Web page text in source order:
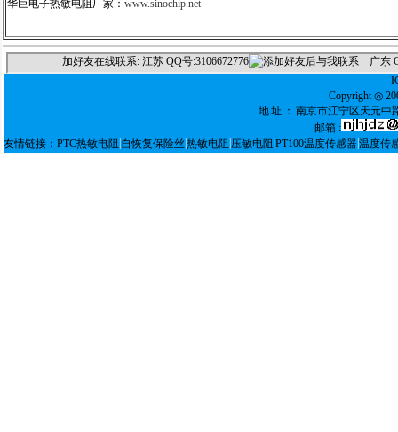
华巨电子热敏电阻厂家： www.sinochip.net
Copyright ◎
地址： 南京市江宁区天元中
邮箱 :
友情链接： PTC热敏电阻 自恢复保险丝 热敏电阻 压敏电阻 PT100温度传感器|温度传